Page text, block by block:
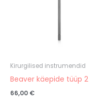
Kirurgilised instrumendid
Beaver käepide tüüp 2
66,00 €